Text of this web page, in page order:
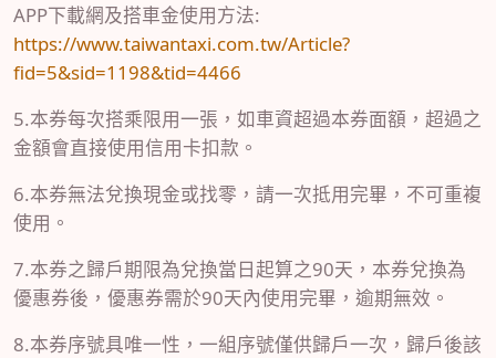
APP下載網及搭車金使用方法:
https://www.taiwantaxi.com.tw/Article?
fid=5&sid=1198&tid=4466
5.本券每次搭乘限用一張，如車資超過本券面額，超過之
金額會直接使用信用卡扣款。
6.本券無法兌換現金或找零，請一次抵用完畢，不可重複
使用。
7.本券之歸戶期限為兌換當日起算之90天，本券兌換為
優惠券後，優惠券需於90天內使用完畢，逾期無效。
8.本券序號具唯一性，一組序號僅供歸戶一次，歸戶後該